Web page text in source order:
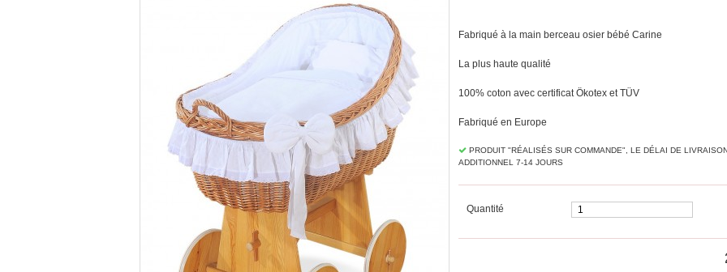
Fabriqué à la main berceau osier bébé Carine
La plus haute qualité
100% coton avec certificat Ökotex et TÜV
Fabriqué en Europe
PRODUIT "RÉALISÉS SUR ​​COMMANDE", LE DÉLAI DE
ADDITIONNEL 7-14 JOURS
Quantité